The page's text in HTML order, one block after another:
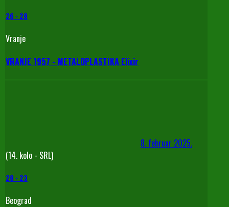
26 - 28
Vranje
VRANJE 1957 - METALOPLASTIKA Elixir
8. februar 2025.
(14. kolo - SRL)
28 - 23
Beograd